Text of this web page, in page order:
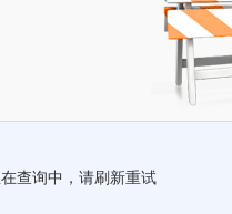
查询中，请刷新重试